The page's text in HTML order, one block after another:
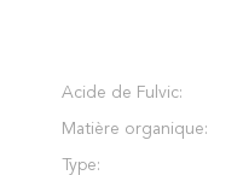
Acide de Fulvic:
Matière organique:
Type: